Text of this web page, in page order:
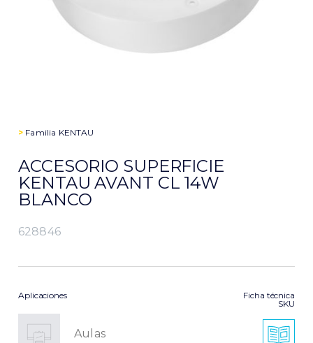
> Familia KENTAU
ACCESORIO SUPERFICIE
KENTAU AVANT CL 14W
BLANCO
628846
Aplicaciones
Aulas
Ficha técnica
SKU